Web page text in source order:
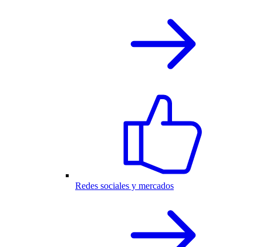
Redes sociales y mercados